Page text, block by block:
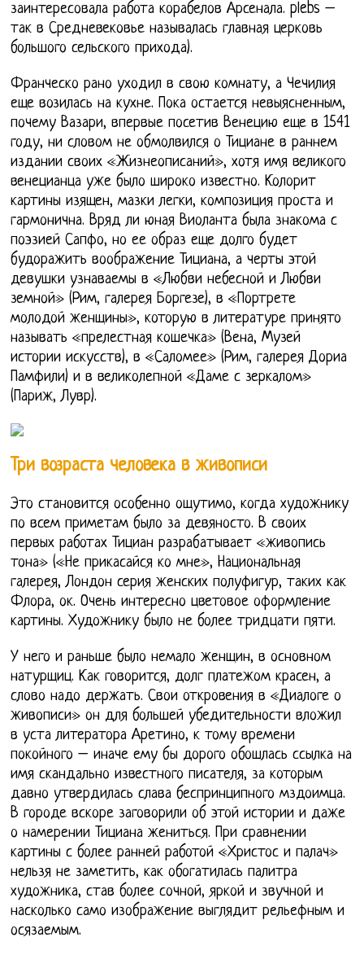
заинтересовала работа корабелов Арсенала. plebs –
так в Средневековье называлась главная церковь
большого сельского прихода).
Франческо рано уходил в свою комнату, а Чечилия
еще возилась на кухне. Пока остается невыясненным,
почему Вазари, впервые посетив Венецию еще в 1541
году, ни словом не обмолвился о Тициане в раннем
издании своих «Жизнеописаний», хотя имя великого
венецианца уже было широко известно. Колорит
картины изящен, мазки легки, композиция проста и
гармонична. Вряд ли юная Виоланта была знакома с
поэзией Сапфо, но ее образ еще долго будет
будоражить воображение Тициана, а черты этой
девушки узнаваемы в «Любви небесной и Любви
земной» (Рим, галерея Боргезе), в «Портрете
молодой женщины», которую в литературе принято
называть «прелестная кошечка» (Вена, Музей
истории искусств), в «Саломее» (Рим, галерея Дориа
Памфили) и в великолепной «Даме с зеркалом»
(Париж, Лувр).
Три возраста человека в живописи
Это становится особенно ощутимо, когда художнику
по всем приметам было за девяносто. В своих
первых работах Тициан разрабатывает «живопись
тона» («Не прикасайся ко мне», Национальная
галерея, Лондон серия женских полуфигур, таких как
Флора, ок. Очень интересно цветовое оформление
картины. Художнику было не более тридцати пяти.
У него и раньше было немало женщин, в основном
натурщиц. Как говорится, долг платежом красен, а
слово надо держать. Свои откровения в «Диалоге о
живописи» он для большей убедительности вложил
в уста литератора Аретино, к тому времени
покойного – иначе ему бы дорого обошлась ссылка на
имя скандально известного писателя, за которым
давно утвердилась слава беспринципного мздоимца.
В городе вскоре заговорили об этой истории и даже
о намерении Тициана жениться. При сравнении
картины с более ранней работой «Христос и палач»
нельзя не заметить, как обогатилась палитра
художника, став более сочной, яркой и звучной и
насколько само изображение выглядит рельефным и
осязаемым.